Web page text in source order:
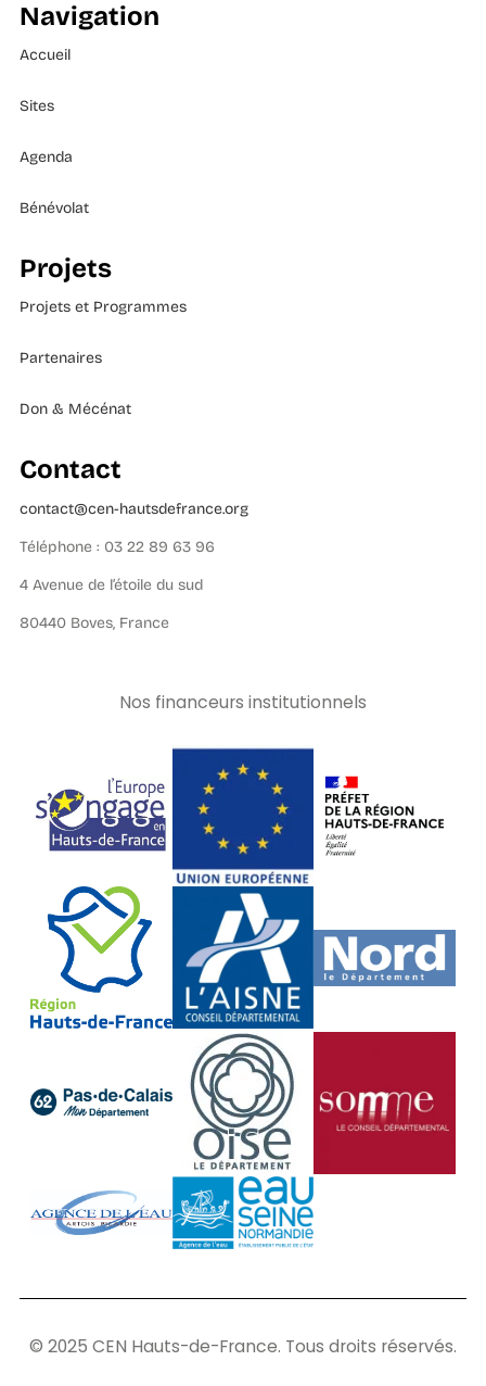
Navigation
Accueil
Sites
Agenda
Bénévolat
Projets
Projets et Programmes
Partenaires
Don & Mécénat
Contact
contact@cen-hautsdefrance.org
Téléphone : 03 22 89 63 96
4 Avenue de l’étoile du sud
80440 Boves, France
Nos financeurs institutionnels
© 2025 CEN Hauts-de-France. Tous droits réservés.